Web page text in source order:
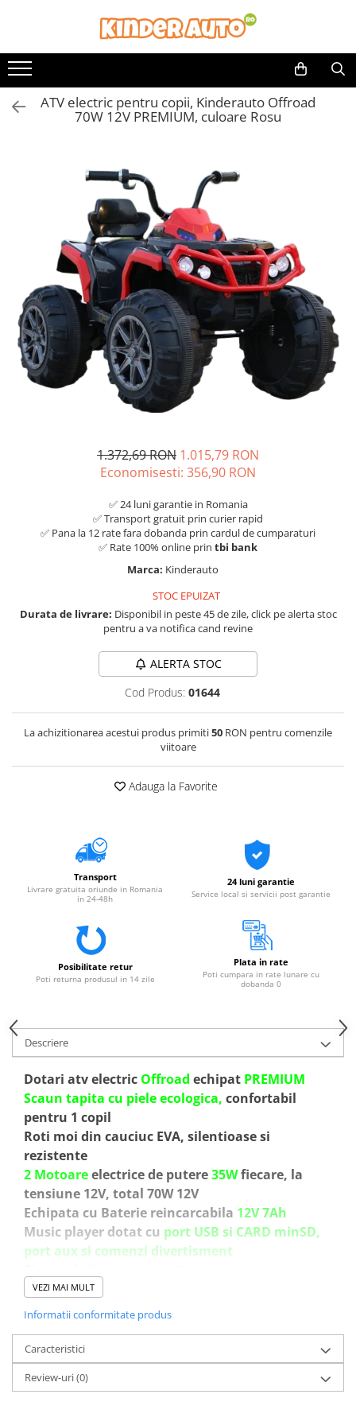
ATV electric pentru copii, Kinderauto Offroad
70W 12V PREMIUM, culoare Rosu
1.372,69 RON 1.015,79 RON
Economisesti: 356,90 RON
✅ 24 luni garantie in Romania
✅ Transport gratuit prin curier rapid
✅ Pana la 12 rate fara dobanda prin cardul de cumparaturi
✅ Rate 100% online prin tbi bank
Marca: Kinderauto
STOC EPUIZAT
Durata de livrare: Disponibil in peste 45 de zile, click pe alerta stoc
pentru a va notifica cand revine
ALERTA STOC
Cod Produs: 01644
La achizitionarea acestui produs primiti50 RON pentru comenzile
viitoare
Adauga la Favorite
Transport
Livrare gratuita oriunde in Romania
in 24-48h
24 luni garantie
Service local si servicii post garantie
Posibilitate retur
Poti returna produsul in 14 zile
Plata in rate
Poti cumpara in rate lunare cu
dobanda 0
Descriere
Dotari atv electric Offroad echipat PREMIUM
Scaun tapita cu piele ecologica, confortabil
pentru 1 copil
Roti moi din cauciuc EVA, silentioase si
rezistente
2 Motoareelectrice de putere35Wfiecare, la
tensiune 12V, total 70W 12V
Echipata cu Baterie reincarcabila 12V 7Ah
Music player dotat cu port USB si CARD minSD,
port aux si comenzi divertisment
Comutator pentru schimbarea sensului de mers
inainte/inapoi
Comutator pentru reglaj putere motoare,
High/Low speed
Comutator pentru sistem de alimentare 12V,
Pornire/Oprire (buton)
VEZI MAI MULT
Informatii conformitate produs
Caracteristici
Review-uri(0)